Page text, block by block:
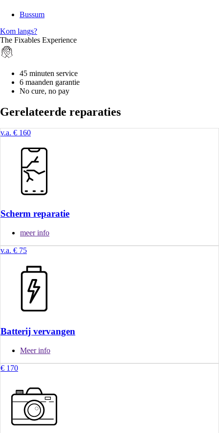
Bussum
Kom langs?
The Fixables Experience
45 minuten service
6 maanden garantie
No cure, no pay
Gerelateerde reparaties
v.a. € 160
Scherm reparatie
meer info
v.a. € 75
Batterij vervangen
Meer info
€ 170